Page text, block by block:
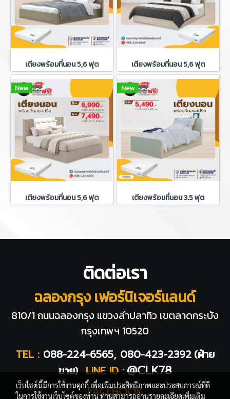
เตียงพร้อมที่นอน 5,6 ฟุต เตียงพร้อมที่นอน 5,6 ฟุต
New
เตียงพร้อมที่นอน 5,6 ฟุต
New
เตียงพร้อมที่นอน 3.5 ฟุต
ติดต่อเรา
ฉลองกรุง เฟอร์นิเจอร์แลนด์
810/1 ถนนฉลองกรุง แขวงลำปลาทิว เขตลาดกระบัง
กรุงเทพฯ 10520
TEL : 088-224-6565, 080-423-2392 (ฝ่าย
ขาย) LINE ID : @CLK78
FACEBOOK
เว็บไซต์นี้มีการใช้งานคุกกี้ เพื่อเพิ่มประสิทธิภาพและประสบการณ์ที่ดี
ในการใช้งานเว็บไซต์ของท่าน ท่านสามารถอ่านรายละเอียดเพิ่มเติม